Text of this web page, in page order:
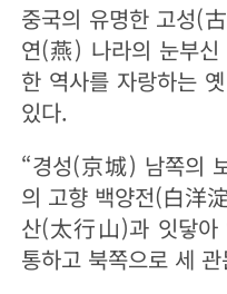
중국의 유명한 고성(
연(燕) 나라의 눈부
한 역사를 자랑하는
있다.
“경성(京城) 남쪽의
의 고향 백양전(白洋
산(太行山)과 잇닿아
통하고 북쪽으로 세